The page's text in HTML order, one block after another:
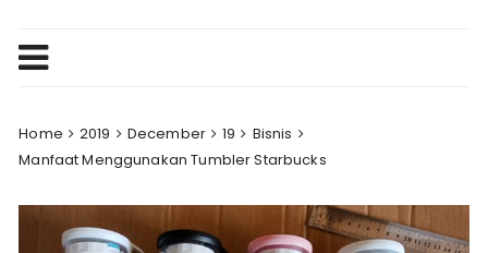
Home 2019 December 19
Bisnis
Manfaat Menggunakan Tumbler Starbucks